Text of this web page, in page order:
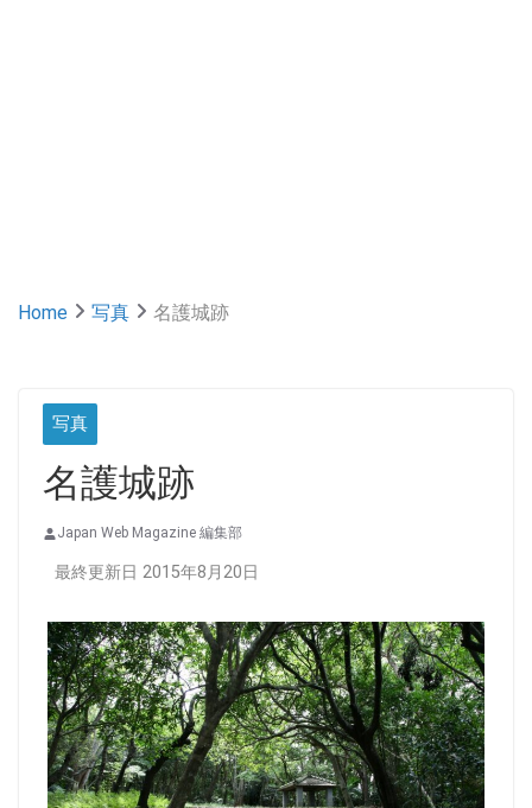
Home 写真 名護城跡
写真
名護城跡
Japan Web Magazine 編集部
最終更新日 2015年8月20日